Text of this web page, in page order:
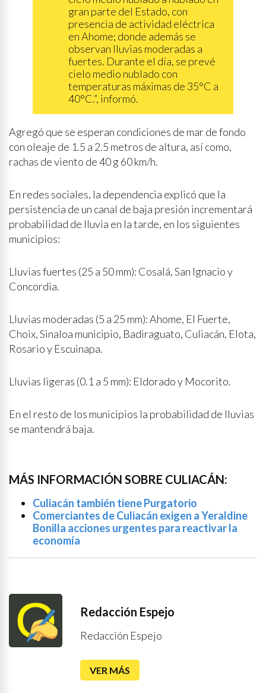
gran parte del Estado, con
presencia de actividad eléctrica
en Ahome; donde además se
observan lluvias moderadas a
fuertes. Durante el día, se prevé
cielo medio nublado con
temperaturas máximas de 35°C a
40°C.”, informó.
Agregó que se esperan condiciones de mar de fondo
con oleaje de 1.5 a 2.5 metros de altura, así como,
rachas de viento de 40 g 60 km/h.
En redes sociales, la dependencia explicó que la
persistencia de un canal de baja presión incrementará
probabilidad de lluvia en la tarde, en los siguientes
municipios:
Lluvias fuertes (25 a 50 mm): Cosalá, San Ignacio y
Concordia.
Lluvias moderadas (5 a 25 mm): Ahome, El Fuerte,
Choix, Sinaloa municipio, Badiraguato, Culiacán, Elota,
Rosario y Escuinapa.
Lluvias ligeras (0.1 a 5 mm): Eldorado y Mocorito.
En el resto de los municipios la probabilidad de lluvias
se mantendrá baja.
MÁS INFORMACIÓN SOBRE CULIACÁN:
Culiacán también tiene Purgatorio
Comerciantes de Culiacán exigen a Yeraldine
Bonilla acciones urgentes para reactivar la
economía
Redacción Espejo
Redacción Espejo
VER MÁS